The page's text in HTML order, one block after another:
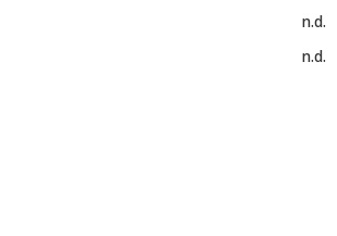
n.d.
n.d.